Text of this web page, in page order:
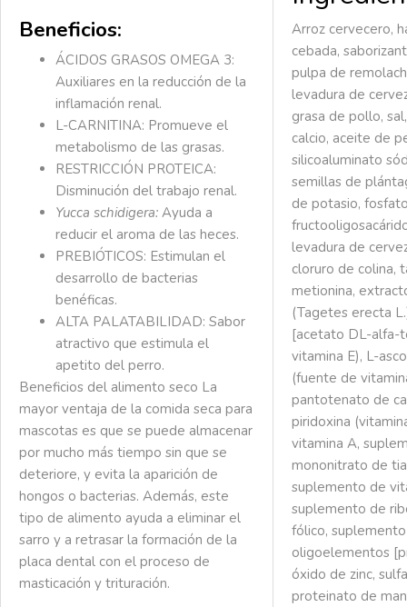
Beneficios:
ÁCIDOS GRASOS OMEGA 3:
Auxiliares en la reducción de la
inflamación renal.
L-CARNITINA: Promueve el
metabolismo de las grasas.
RESTRICCIÓN PROTEICA:
Disminución del trabajo renal.
Yucca schidigera: Ayuda a
reducir el aroma de las heces.
PREBIÓTICOS: Estimulan el
desarrollo de bacterias
benéficas.
ALTA PALATABILIDAD: Sabor
atractivo que estimula el
apetito del perro.
Beneficios del alimento seco La
mayor ventaja de la comida seca para
mascotas es que se puede almacenar
por mucho más tiempo sin que se
deteriore, y evita la aparición de
hongos o bacterias. Además, este
tipo de alimento ayuda a eliminar el
sarro y a retrasar la formación de la
placa dental con el proceso de
masticación y trituración.
Arroz cervecero,
cebada,
pulpa de
levadura de
grasa de pollo,
calcio, aceite de
silicoaluminato
semillas de
de potasio,
levadura de
cloruro de colina,
metionina,
(Tagetes erecta
[acetato DL-alfa-
vitamina E), L-
(fuente de
pantotenato de
piridoxina
vitamina A,
mononitrato de
suplemento de
suplemento de
fólico,
oligoelementos
óxido de zinc,
proteinato de